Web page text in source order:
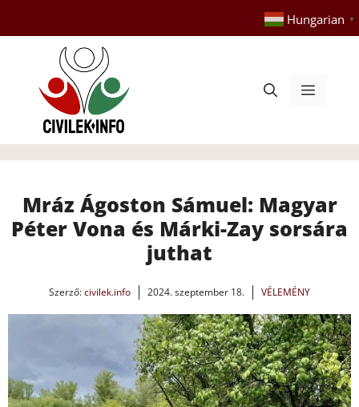
tartalomba
Hungarian ▼
Menü
Mráz Ágoston Sámuel: Magyar
Péter Vona és Márki-Zay sorsára
juthat
Szerző:civilek.info 2024. szeptember 18. VÉLEMÉNY